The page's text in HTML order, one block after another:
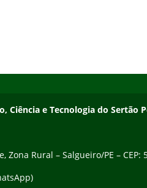
Ciência e Tecnologia do Sertão
Zona Rural – Salgueiro/PE – CEP: